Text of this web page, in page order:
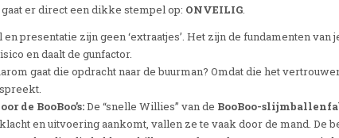
er direct een dikke stempel op: ONVEILIG.
en presentatie zijn geen ‘extraatjes’. Het zijn de fundamenten van
en daalt de gunfactor.
gaat die opdracht naar de buurman? Omdat die het
de BooBoo’s:De “snelle Willies” van de BooBoo-
en uitvoering aankomt, vallen ze te vaak door de mand. De